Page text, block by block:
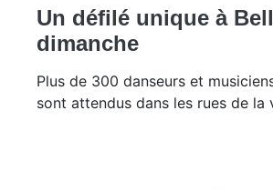
Un défilé unique à
dimanche
Plus de 300 danseurs et
sont attendus dans les rues de la